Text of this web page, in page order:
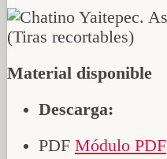
Material disponible
Descarga:
PDF Módulo PDF